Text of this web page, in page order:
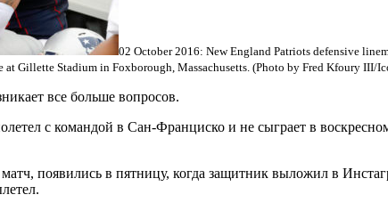
02 October 2016: New England Patriots defensive
at Gillette Stadium in Foxborough, Massachusetts. (Photo by Fred Kfoury III/
все больше вопросов.
с командой в Сан-Франциско и не сыграет в
появились в пятницу, когда защитник выложил в